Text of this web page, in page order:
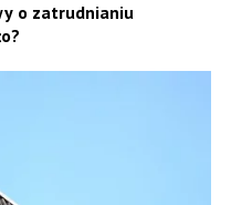
o zatrudnianiu